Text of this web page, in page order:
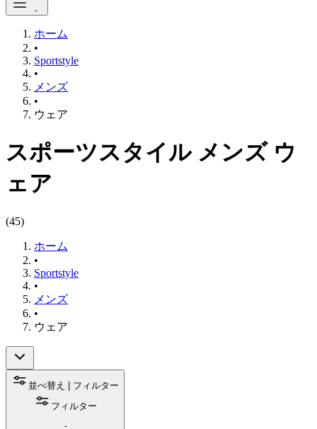
ホーム
•
Sportstyle
•
メンズ
•
ウェア
スポーツスタイル メンズ ウ
ェア
(45)
ホーム
•
Sportstyle
•
メンズ
•
ウェア
並べ替え | フィルター
フィルター